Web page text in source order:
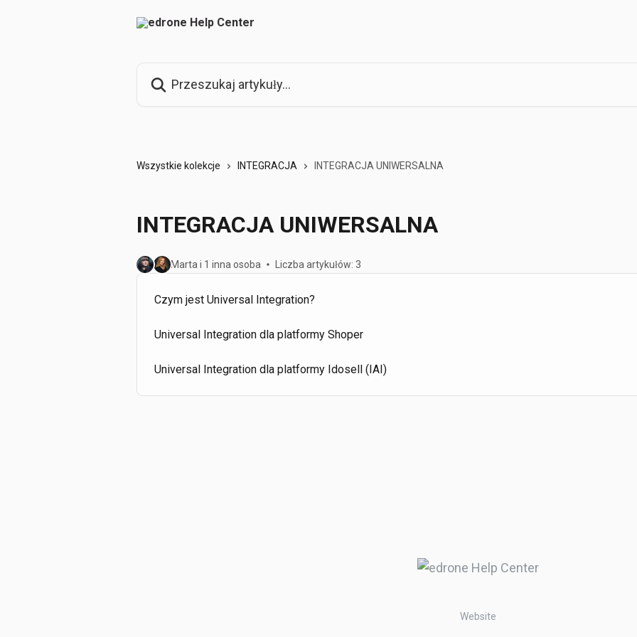
Wszystkie kolekcje INTEGRACJA INTEGRACJA UNIWERSALNA
INTEGRACJA UNIWERSALNA
Marta i 1 inna osoba Liczba artykułów: 3
Czym jest Universal Integration?
Universal Integration dla platformy Shoper
Universal Integration dla platformy Idosell (IAI)
Website